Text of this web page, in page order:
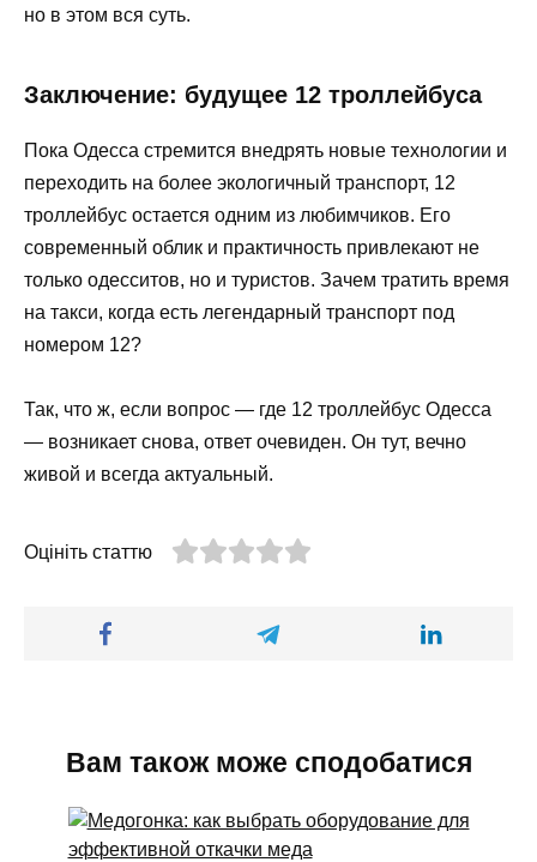
но в этом вся суть.
Заключение: будущее 12 троллейбуса
Пока Одесса стремится внедрять новые технологии и
переходить на более экологичный транспорт, 12
троллейбус остается одним из любимчиков. Его
современный облик и практичность привлекают не
только одесситов, но и туристов. Зачем тратить время
на такси, когда есть легендарный транспорт под
номером 12?
Так, что ж, если вопрос — где 12 троллейбус Одесса
— возникает снова, ответ очевиден. Он тут, вечно
живой и всегда актуальный.
Оцініть статтю
Вам також може сподобатися